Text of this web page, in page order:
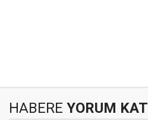
HABERE YORUM KAT